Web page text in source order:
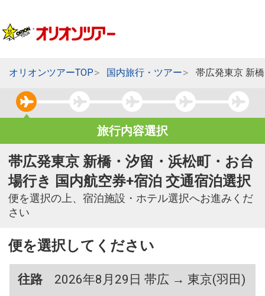
オリオンツアーTOP 国内旅行・ツアー 帯広発東京 新
旅行内容選択
帯広発東京 新橋・汐留・浜松町・お台
場行き 国内航空券+宿泊 交通宿泊選択
便を選択の上、宿泊施設・ホテル選択へお進みくだ
さい
便を選択してください
往路
2026年8月29日 帯広 → 東京(羽田)